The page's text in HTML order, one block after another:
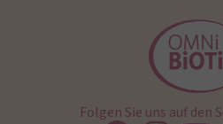
Folgen Sie uns auf den